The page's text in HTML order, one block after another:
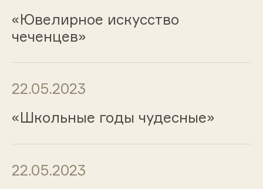
«Ювелирное искусство
чеченцев»
22.05.2023
«Школьные годы чудесные»
22.05.2023